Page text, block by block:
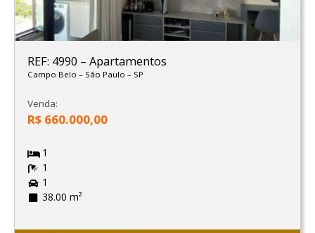
REF: 4990 – Apartamentos
Campo Belo – São Paulo – SP
Venda:
R$ 660.000,00
1
1
1
38.00 m²